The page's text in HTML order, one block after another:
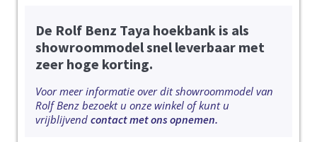
De Rolf Benz Taya hoekbank is als
showroommodel snel leverbaar met
zeer hoge korting.
Voor meer informatie over dit showroommodel van
Rolf Benz bezoekt u onze winkel of kunt u
vrijblijvend contact met ons opnemen.